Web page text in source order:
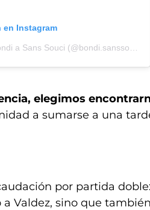
en Instagram
elegimos
a sumarse a una
por partida
Valdez, sino que